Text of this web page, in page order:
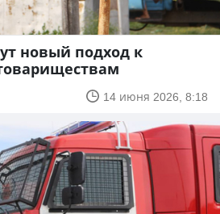
новый подход к
14 июня 2026, 8:18